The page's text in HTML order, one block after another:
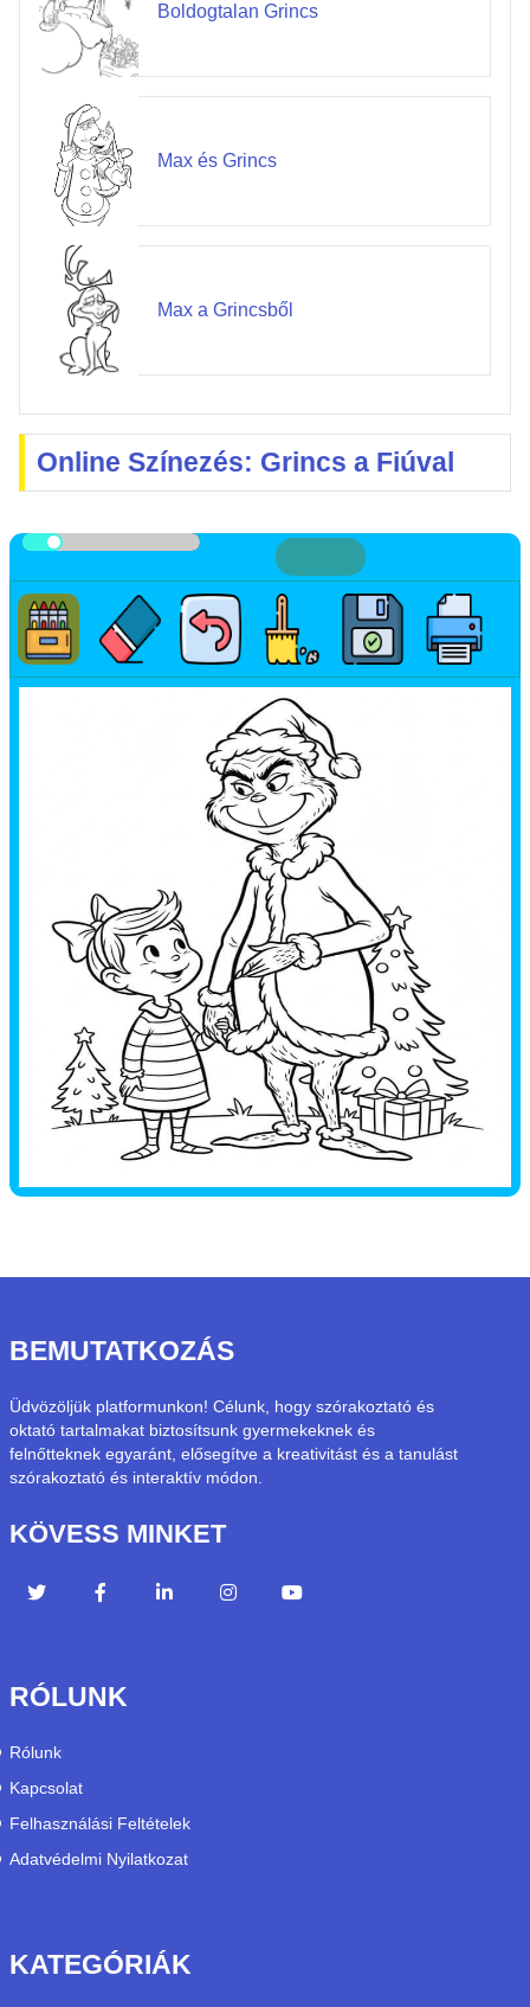
Boldogtalan Grincs
Max és Grincs
Max a Grincsből
Online Színezés: Grincs a Fiúval
BEMUTATKOZÁS
Üdvözöljük platformunkon! Célunk, hogy szórakoztató és
oktató tartalmakat biztosítsunk gyermekeknek és
felnőtteknek egyaránt, elősegítve a kreativitást és a tanulást
szórakoztató és interaktív módon.
KÖVESS MINKET
RÓLUNK
Rólunk
Kapcsolat
Felhasználási Feltételek
Adatvédelmi Nyilatkozat
KATEGÓRIÁK